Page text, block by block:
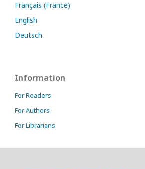
Français (France)
English
Deutsch
Information
For Readers
For Authors
For Librarians